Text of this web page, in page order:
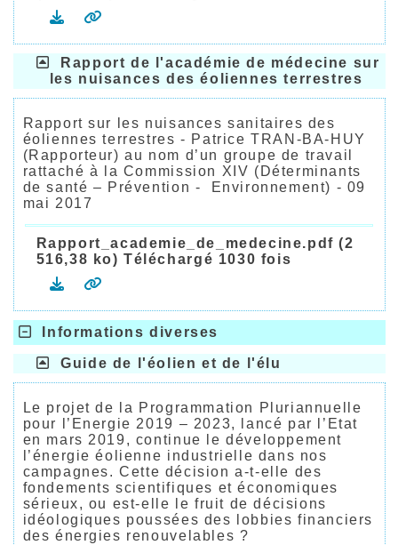
Rapport de l'académie de médecine sur
les nuisances des éoliennes terrestres
Rapport sur les nuisances sanitaires des
éoliennes terrestres - Patrice TRAN-BA-HUY
(Rapporteur) au nom d’un groupe de travail
rattaché à la Commission XIV (Déterminants
de santé – Prévention - Environnement) - 09
mai 2017
Rapport_academie_de_medecine.pdf (2
516,38 ko) Téléchargé 1030 fois
Informations diverses
Guide de l'éolien et de l'élu
Le projet de la Programmation Pluriannuelle
pour l’Energie 2019 – 2023, lancé par l’Etat
en mars 2019, continue le développement
l’énergie éolienne industrielle dans nos
campagnes. Cette décision a-t-elle des
fondements scientifiques et économiques
sérieux, ou est-elle le fruit de décisions
idéologiques poussées des lobbies financiers
des énergies renouvelables ?